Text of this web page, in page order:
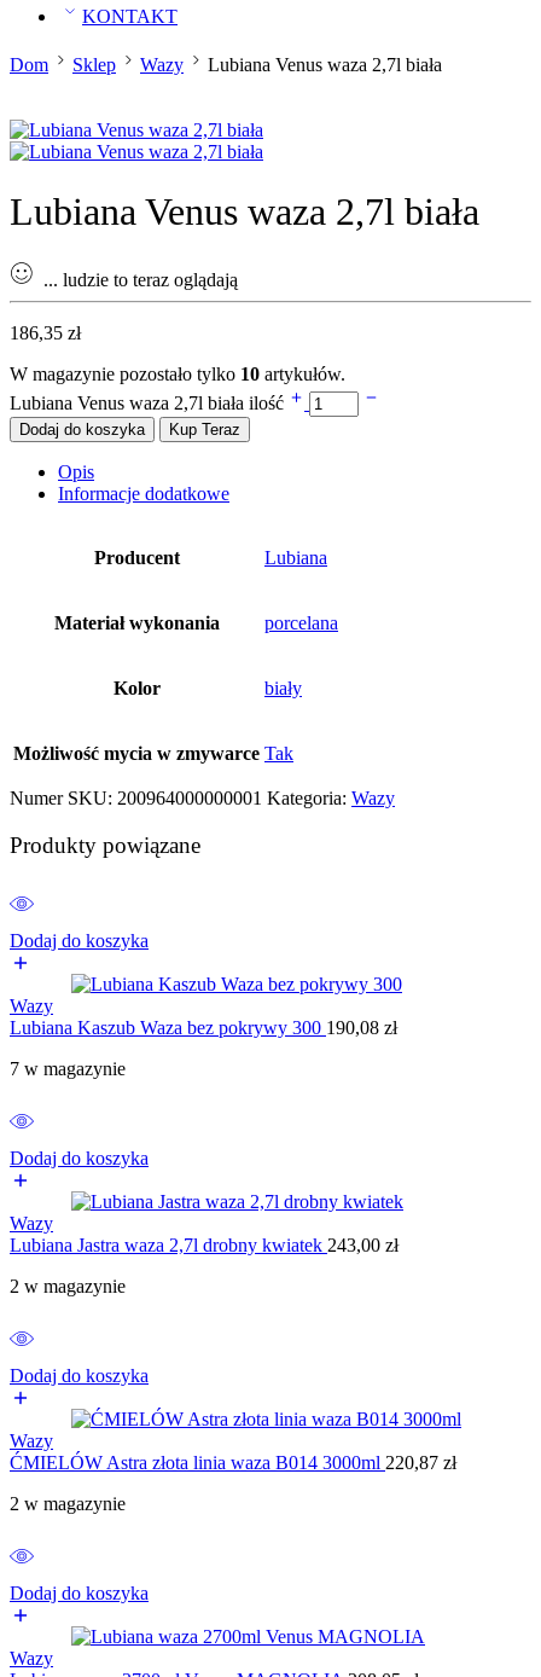
KONTAKT
Dom Sklep Wazy Lubiana Venus waza 2,7l biała
Lubiana Venus waza 2,7l biała
... ludzie to teraz oglądają
186,35 zł
W magazynie pozostało tylko 10 artykułów.
Lubiana Venus waza 2,7l biała ilość
Dodaj do koszyka Kup Teraz
Opis
Informacje dodatkowe
Producent Lubiana
Materiał wykonania porcelana
Kolor biały
Możliwość mycia w zmywarce Tak
Numer SKU: 200964000000001 Kategoria: Wazy
Produkty powiązane
Dodaj do koszyka
Wazy
Lubiana Kaszub Waza bez pokrywy 300 190,08 zł
7 w magazynie
Dodaj do koszyka
Wazy
Lubiana Jastra waza 2,7l drobny kwiatek 243,00 zł
2 w magazynie
Dodaj do koszyka
Wazy
ĆMIELÓW Astra złota linia waza B014 3000ml 220,87 zł
2 w magazynie
Dodaj do koszyka
Wazy